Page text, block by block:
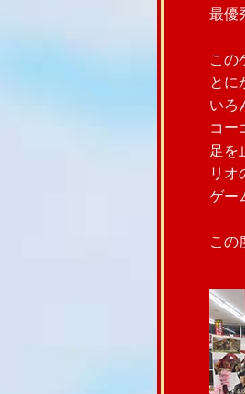
最優
この
とに
いろ
コー
足を
リオ
ゲー
この